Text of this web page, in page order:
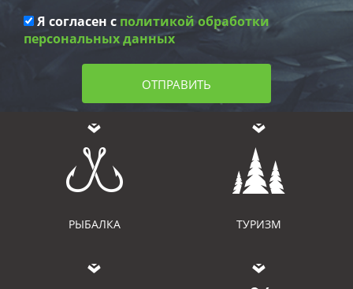
Я согласен с политикой обработки
персональных данных
ОТПРАВИТЬ
РЫБАЛКА ТУРИЗМ